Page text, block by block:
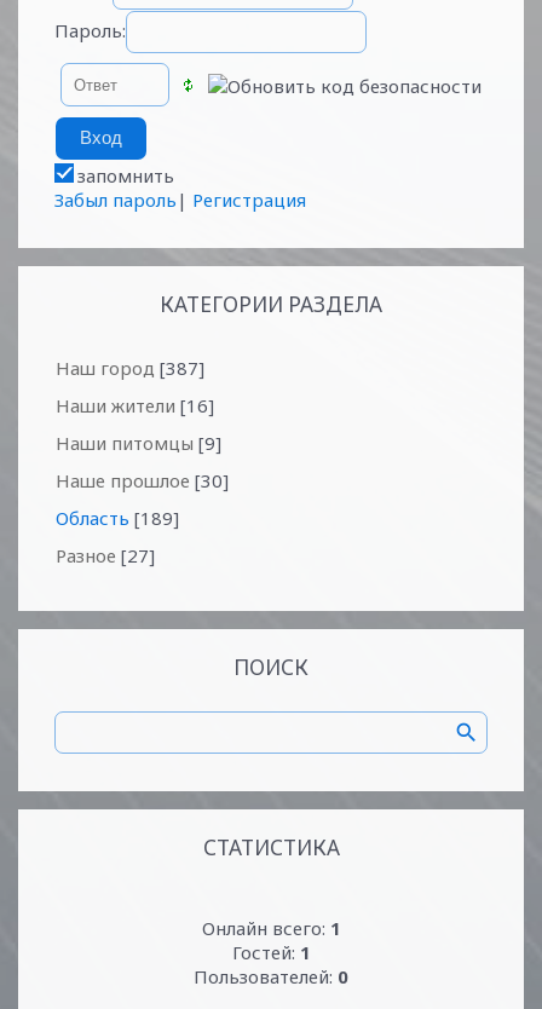
Пароль:
запомнить
Забыл пароль | Регистрация
КАТЕГОРИИ РАЗДЕЛА
Наш город [387]
Наши жители [16]
Наши питомцы [9]
Наше прошлое [30]
Область [189]
Разное [27]
ПОИСК
СТАТИСТИКА
Онлайн всего: 1
Гостей: 1
Пользователей: 0